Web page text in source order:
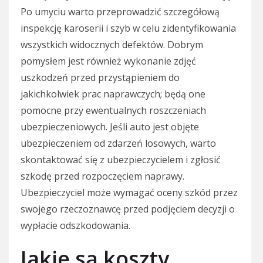
Po umyciu warto przeprowadzić szczegółową
inspekcję karoserii i szyb w celu zidentyfikowania
wszystkich widocznych defektów. Dobrym
pomysłem jest również wykonanie zdjęć
uszkodzeń przed przystąpieniem do
jakichkolwiek prac naprawczych; będą one
pomocne przy ewentualnych roszczeniach
ubezpieczeniowych. Jeśli auto jest objęte
ubezpieczeniem od zdarzeń losowych, warto
skontaktować się z ubezpieczycielem i zgłosić
szkodę przed rozpoczęciem naprawy.
Ubezpieczyciel może wymagać oceny szkód przez
swojego rzeczoznawcę przed podjęciem decyzji o
wypłacie odszkodowania.